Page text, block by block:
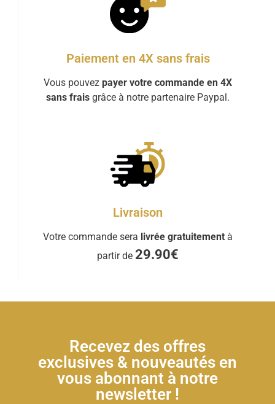
Paiement en 4X sans frais
Vous pouvez payer votre commande en 4X
sans frais grâce à notre partenaire Paypal.
Livraison
Votre commande sera livrée gratuitement à
partir de 29.90€
Recevez des offres
exclusives & nouveautés en
vous abonnant à notre
newsletter !